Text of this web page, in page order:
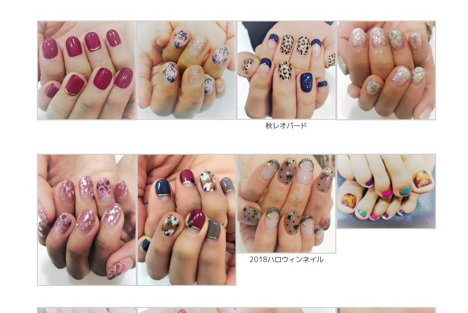
秋レオパード
2018ハロウィンネイル